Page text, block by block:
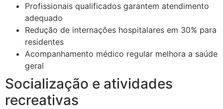
Profissionais qualificados garantem atendimento
adequado
Redução de internações hospitalares em 30% para
residentes
Acompanhamento médico regular melhora a saúde
geral
Socialização e atividades
recreativas